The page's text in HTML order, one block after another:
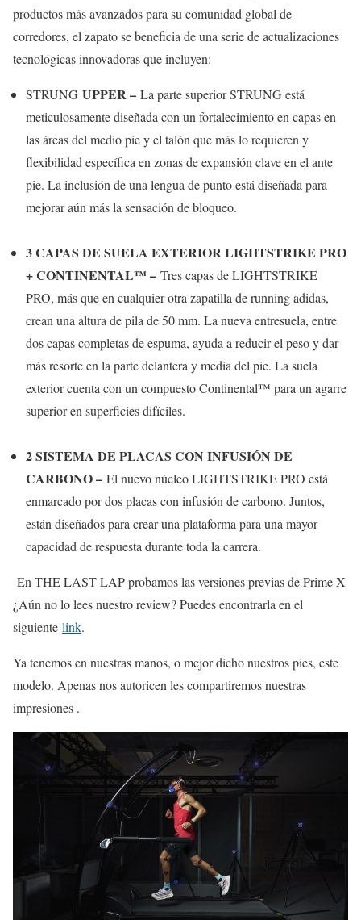
productos más avanzados para su comunidad global de
corredores, el zapato se beneficia de una serie de actualizaciones
tecnológicas innovadoras que incluyen:
STRUNG UPPER – La parte superior STRUNG está
meticulosamente diseñada con un fortalecimiento en capas en
las áreas del medio pie y el talón que más lo requieren y
flexibilidad específica en zonas de expansión clave en el ante
pie. La inclusión de una lengua de punto está diseñada para
mejorar aún más la sensación de bloqueo.
3 CAPAS DE SUELA EXTERIOR LIGHTSTRIKE PRO
+ CONTINENTAL™ – Tres capas de LIGHTSTRIKE
PRO, más que en cualquier otra zapatilla de running adidas,
crean una altura de pila de 50 mm. La nueva entresuela, entre
dos capas completas de espuma, ayuda a reducir el peso y dar
más resorte en la parte delantera y media del pie. La suela
exterior cuenta con un compuesto Continental™ para un agarre
superior en superficies difíciles.
2 SISTEMA DE PLACAS CON INFUSIÓN DE
CARBONO – El nuevo núcleo LIGHTSTRIKE PRO está
enmarcado por dos placas con infusión de carbono. Juntos,
están diseñados para crear una plataforma para una mayor
capacidad de respuesta durante toda la carrera.
En THE LAST LAP probamos las versiones previas de Prime X
¿Aún no lo lees nuestro review? Puedes encontrarla en el
siguiente link.
Ya tenemos en nuestras manos, o mejor dicho nuestros pies, este
modelo. Apenas nos autoricen les compartiremos nuestras
impresiones .